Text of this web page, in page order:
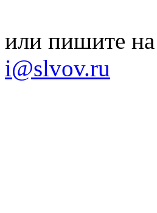
или пишите
i@slvov.ru